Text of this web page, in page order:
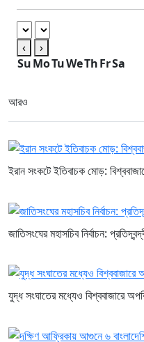
‹
›
SuMoTuWeThFrSa
আরও
ইরান সংকটে ইতিবাচক মোড়:
জাতিসংঘের মহাসচিব নির্বাচন:
যুদ্ধ সংঘাতের মধ্যেও বিশ্ববাজারে